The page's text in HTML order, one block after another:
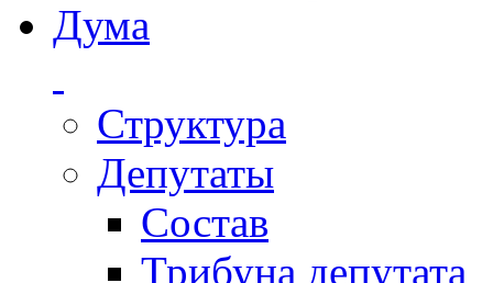
Дума
Структура
Депутаты
Состав
Трибуна депутата